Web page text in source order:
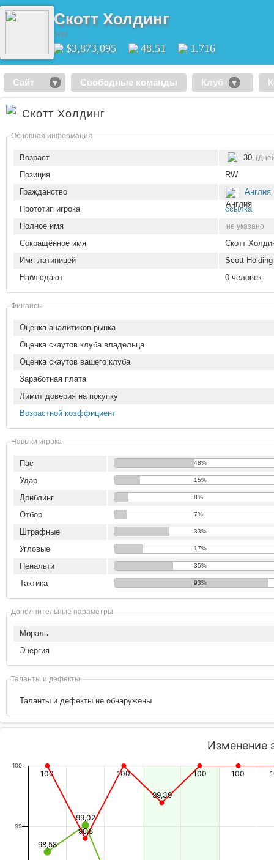
Скотт Холдинг
RW
$3,873,095 48.51 1.716
Сайт Свободные команды Клуб
Скотт Холдинг
Основная информация
Возраст 30
Позиция
RW
Гражданство
Англия
Прототип игрока
ссылка
Полное имя
не указано
Сокращённое имя
Скотт
Имя латиницей
Scott Holding
Наблюдают
0 человек
Финансы
Оценка аналитиков рынка
Оценка скаутов клуба владельца
Оценка скаутов вашего клуба
Заработная плата
Лимит доверия на покупку
Возрастной коэффициент
Навыки игрока
Пас 48%
Удар 15%
Дриблинг 8%
Отбор 7%
Штрафные 33%
Угловые 17%
Пенальти 35%
Тактика 93%
Дополнительные параметры
Мораль
Энергия
Таланты и дефекты
Таланты и дефекты не обнаружены
Изменение
98,58
99,02
100
98,8
100
99,39
100 100
99
100